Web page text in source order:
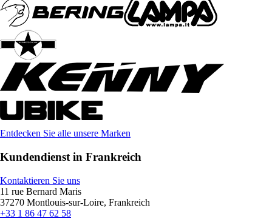
Entdecken Sie alle unsere Marken
Kundendienst in Frankreich
Kontaktieren Sie uns
11 rue Bernard Maris
37270 Montlouis-sur-Loire, Frankreich
+33 1 86 47 62 58